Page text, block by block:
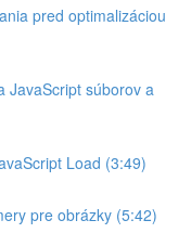
pred optimalizáciou
JavaScript súborov a
Load (3:49)
pre obrázky (5:42)